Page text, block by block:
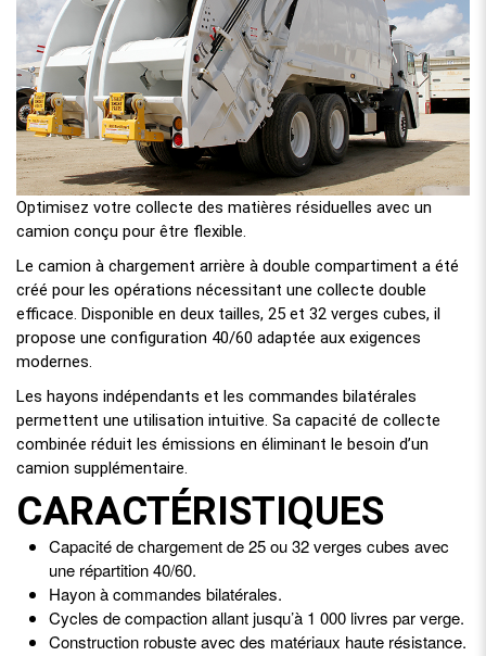
Optimisez votre collecte des matières résiduelles avec un
camion conçu pour être flexible.
Le camion à chargement arrière à double compartiment a été
créé pour les opérations nécessitant une collecte double
efficace. Disponible en deux tailles, 25 et 32 verges cubes, il
propose une configuration 40/60 adaptée aux exigences
modernes.
Les hayons indépendants et les commandes bilatérales
permettent une utilisation intuitive. Sa capacité de collecte
combinée réduit les émissions en éliminant le besoin d’un
camion supplémentaire.
CARACTÉRISTIQUES
Capacité de chargement de 25 ou 32 verges cubes avec
une répartition 40/60.
Hayon à commandes bilatérales.
Cycles de compaction allant jusqu’à 1 000 livres par verge.
Construction robuste avec des matériaux haute résistance.